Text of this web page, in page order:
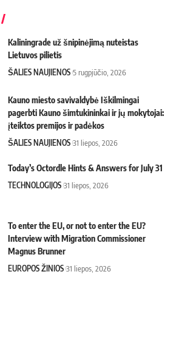
Kaliningrade už šnipinėjimą nuteistas
Lietuvos pilietis
ŠALIES NAUJIENOS 5 rugpjūčio, 2026
Kauno miesto savivaldybė Iškilmingai
pagerbti Kauno šimtukininkai ir jų mokytojai:
įteiktos premijos ir padėkos
ŠALIES NAUJIENOS 31 liepos, 2026
Today’s Octordle Hints & Answers for July 31
TECHNOLOGIJOS 31 liepos, 2026
To enter the EU, or not to enter the EU?
Interview with Migration Commissioner
Magnus Brunner
EUROPOS ŽINIOS 31 liepos, 2026